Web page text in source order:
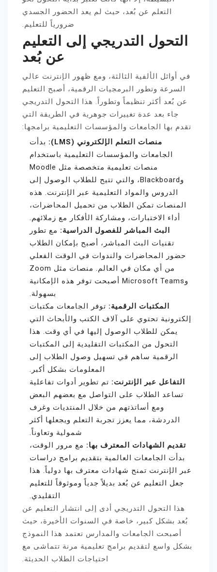
التعلم عن بُعد، حيث لم يعد الحضور الجسدي
ضرورياً للتعليم.
التحول التدريجي إلى التعليم
عن بُعد
في أوائل الألفية الثالثة، ومع ظهور الإنترنت عالي
السرعة وتطور البرمجيات الرقمية، أصبح التعليم
عن بُعد أكثر تنظيماً وتطوراً. هذا التحول التدريجي
جاء بعد عدة تغييرات جوهرية في الطريقة التي
تقدم بها الجامعات والمؤسسات التعليمية برامجها:
منصات التعلم الإلكتروني(LMS):
بدأت
الجامعات والمؤسسات التعليمية باستخدام
منصات تعليمية متخصصة مثل Moodle
وBlackboard، والتي تتيح للطلاب الوصول إلى
الدروس والمواد التعليمية عبر الإنترنت. هذه
المنصات تمكن الطلاب من تحميل المحاضرات،
أداء الاختبارات، ومشاركة الأفكار مع زملائهم.
البث المباشر للفصول الدراسية:مع تطور
تقنيات البث المباشر، أصبح بإمكان الطلاب
حضور المحاضرات والندوات في الوقت الفعلي
من أي مكان في العالم. منصات مثل Zoom
وMicrosoft Teams أصبحت توفر هذه الإمكانية
بسهولة.
المكتبات الرقمية:توفر الجامعات مكتبات
إلكترونية تحتوي على آلاف الكتب والأبحاث التي
يمكن للطلاب الوصول إليها في أي وقت. هذا
التحول من المكتبات التقليدية إلى المكتبات
الرقمية ساهم في تسهيل وصول الطلاب إلى
المعلومات بشكل أكبر.
التفاعل عبر الإنترنت:تم تطوير أدوات تفاعلية
تساعد الطلاب على التواصل مع بعضهم البعض
ومع أساتذتهم من خلال المنتديات وغرف
الدردشة، مما يعزز تجربة التعلم ويجعلها أكثر
شمولية وتعاوناً.
تقديم الشهادات المعترف بها:مع مرور الوقت،
بدأت الجامعات العالمية بتقديم برامج دراسات
عبر الإنترنت تمنح شهادات معترف بها دولياً. هذا
جعل التعليم عن بُعد بديلاً جدياً وموثوقاً للتعليم
التقليدي.
هذا التحول التدريجي أدى إلى انتشار التعليم عن
بُعد بشكل كبير، خاصة في السنوات الأخيرة، حيث
أصبحت الجامعات والمدارس تعتمد هذا النموذج
بشكل واسع لتقديم برامج تعليمية مرنة تتماشى مع
احتياجات الطلاب الحديثة.